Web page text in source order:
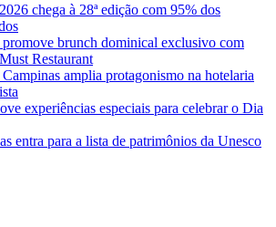
chega à 28ª edição com 95% dos
brunch dominical exclusivo com
Restaurant
amplia protagonismo na hotelaria
experiências especiais para celebrar o Dia
entra para a lista de patrimônios da Unesco